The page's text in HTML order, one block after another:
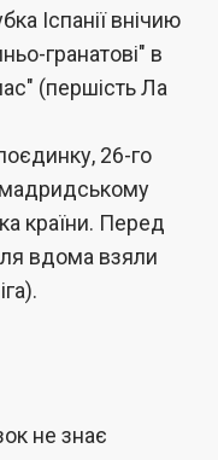
Іспанії внічию
гранатові" в
(першість Ла
26-го
країни. Перед
вдома взяли
не знає